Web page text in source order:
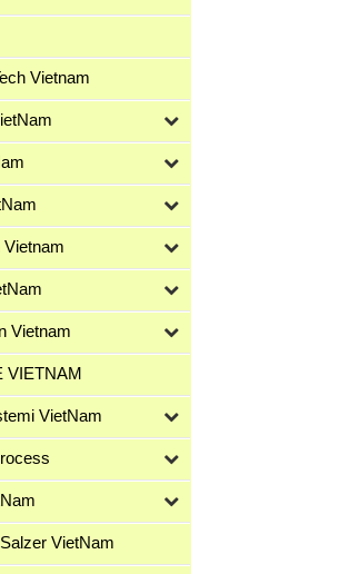
Vietnam
Vietnam
VIETNAM
VietNam
VietNam